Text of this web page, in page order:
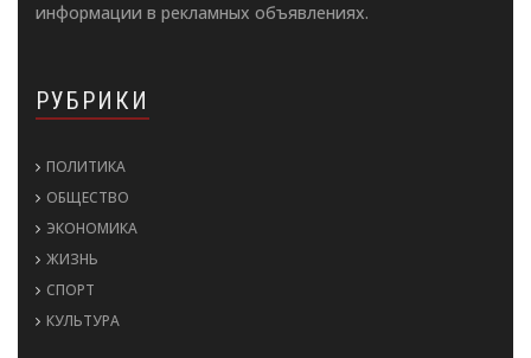
информации в рекламных объявлениях.
РУБРИКИ
ПОЛИТИКА
ОБЩЕСТВО
ЭКОНОМИКА
ЖИЗНЬ
СПОРТ
КУЛЬТУРА